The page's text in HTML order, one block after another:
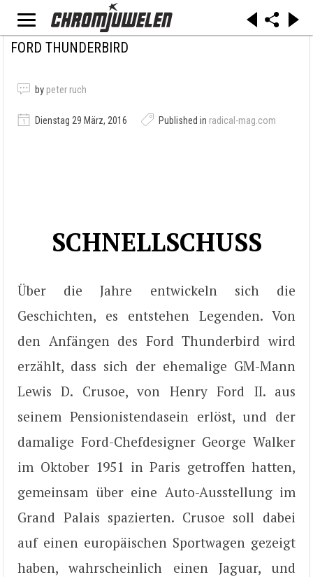
FORD THUNDERBIRD
by peter ruch
Dienstag 29 März, 2016 Published in radical-mag.com
SCHNELLSCHUSS
Über die Jahre entwickeln sich die
Geschichten, es entstehen Legenden. Von
den Anfängen des Ford Thunderbird wird
erzählt, dass sich der ehemalige GM-Mann
Lewis D. Crusoe, von Henry Ford II. aus
seinem Pensionistendasein erlöst, und der
damalige Ford-Chefdesigner George Walker
im Oktober 1951 in Paris getroffen hatten,
gemeinsam über eine Auto-Ausstellung im
Grand Palais spazierten. Crusoe soll dabei
auf einen europäischen Sportwagen gezeigt
haben, wahrscheinlich einen Jaguar, und